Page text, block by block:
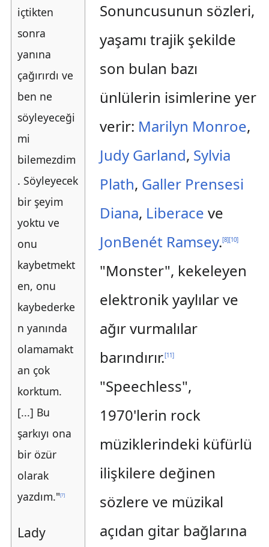
içtikten
sonra
yanına
çağırırdı ve
ben ne
söyleyeceği
mi
bilemezdim
. Söyleyecek
bir şeyim
yoktu ve
onu
kaybetmekt
en, onu
kaybederke
n yanında
olamamakt
an çok
korktum.
[...] Bu
şarkıyı ona
bir özür
olarak
yazdım."[7]
Lady
Sonuncusunun sözleri,
yaşamı trajik şekilde
son bulan bazı
ünlülerin isimlerine yer
verir: Marilyn Monroe,
Judy Garland, Sylvia
Plath, Galler Prensesi
Diana, Liberace ve
JonBenét Ramsey.[8][10]
"Monster", kekeleyen
elektronik yaylılar ve
ağır vurmalılar
barındırır.[11]
"Speechless",
1970'lerin rock
müziklerindeki küfürlü
ilişkilere değinen
sözlere ve müzikal
açıdan gitar bağlarına